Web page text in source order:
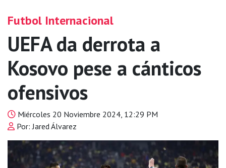
Futbol Internacional
UEFA da derrota a
Kosovo pese a cánticos
ofensivos
Miércoles 20 Noviembre 2024, 12:29 PM
Por: Jared Álvarez